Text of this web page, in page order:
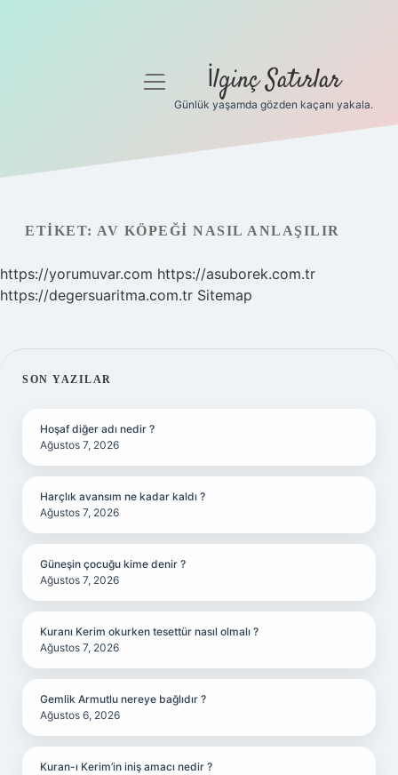
Gizlilik Politikası
menüyü
İlginç Satırlar
Günlük yaşamda gözden kaçanı yakala.
ETIKET: AV KÖPEĞI NASIL ANLAŞILIR
https://yorumuvar.com https://asuborek.com.tr
https://degersuaritma.com.tr Sitemap
SIDEBAR
SON YAZILAR
Hoşaf diğer adı nedir ?
Ağustos 7, 2026
Harçlık avansım ne kadar kaldı ?
Ağustos 7, 2026
Güneşin çocuğu kime denir ?
Ağustos 7, 2026
Kuranı Kerim okurken tesettür nasıl olmalı ?
Ağustos 7, 2026
Gemlik Armutlu nereye bağlıdır ?
Ağustos 6, 2026
Kuran-ı Kerim’in iniş amacı nedir ?